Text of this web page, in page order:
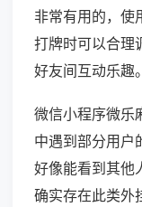
非常有用的，使
打牌时可以合理
好友间互动乐趣。
微信小程序微乐
中遇到部分用户
好像能看到其他
确实存在此类外